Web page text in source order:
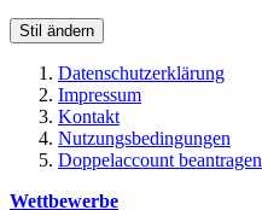
Stil ändern
Datenschutzerklärung
Impressum
Kontakt
Nutzungsbedingungen
Doppelaccount beantragen
Wettbewerbe